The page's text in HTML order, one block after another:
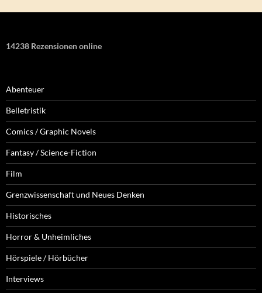
14238 Rezensionen online
Abenteuer
Belletristik
Comics / Graphic Novels
Fantasy / Science-Fiction
Film
Grenzwissenschaft und Neues Denken
Historisches
Horror & Unheimliches
Hörspiele / Hörbücher
Interviews